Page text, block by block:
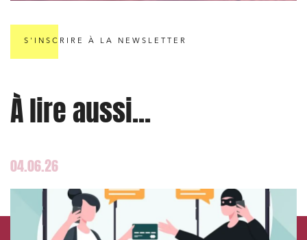
S'INSCRIRE À LA NEWSLETTER
À lire aussi...
04.06.26
Projets immobiliers
Banque finance et assurance
J'ai lu et j'accepte la politique de confidentialité